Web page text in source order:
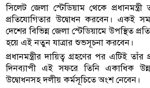
সিলেট জেলা স্টেডিয়াম থেকে
প্রতিযোগিতার উদ্বোধন করবেন। একই
দেশের বিভিন্ন জেলা স্টেডিয়ামে উপস্থিত
হয়ে এই নতুন যাত্রার শুভসূচনা করবেন।
প্রধানমন্ত্রীর দায়িত্ব গ্রহণের পর এটিই
দিনব্যাপী এই সফরে তিনি একাধিক
উদ্বোধনসহ দলীয় কর্মসূচিতে অংশ নেবেন।